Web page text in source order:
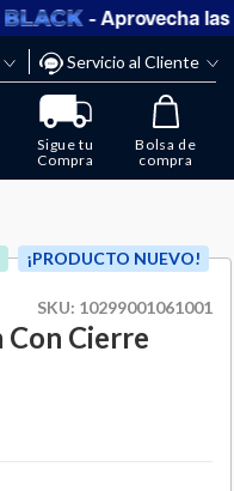
- Aprovecha las
Servicio al Cliente
Sigue tu
Compra
Bolsa de
compra
¡PRODUCTO NUEVO!
SKU: 10299001061001
Con Cierre